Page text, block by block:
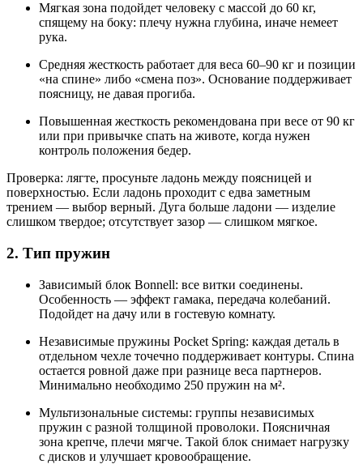
Мягкая зона подойдет человеку с массой до 60 кг,
спящему на боку: плечу нужна глубина, иначе немеет
рука.
Средняя жесткость работает для веса 60–90 кг и позиции
«на спине» либо «смена поз». Основание поддерживает
поясницу, не давая прогиба.
Повышенная жесткость рекомендована при весе от 90 кг
или при привычке спать на животе, когда нужен
контроль положения бедер.
Проверка: лягте, просуньте ладонь между поясницей и
поверхностью. Если ладонь проходит с едва заметным
трением — выбор верный. Дуга больше ладони — изделие
слишком твердое; отсутствует зазор — слишком мягкое.
2. Тип пружин
Зависимый блок Bonnell: все витки соединены.
Особенность — эффект гамака, передача колебаний.
Подойдет на дачу или в гостевую комнату.
Независимые пружины Pocket Spring: каждая деталь в
отдельном чехле точечно поддерживает контуры. Спина
остается ровной даже при разнице веса партнеров.
Минимально необходимо 250 пружин на м².
Мультизональные системы: группы независимых
пружин с разной толщиной проволоки. Поясничная
зона крепче, плечи мягче. Такой блок снимает нагрузку
с дисков и улучшает кровообращение.